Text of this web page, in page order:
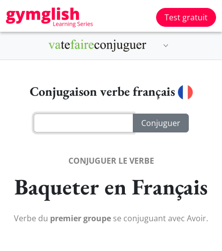
Test gratuit
Conjugaison verbe français
CONJUGUER LE VERBE
Baqueter en Français
Verbe du premier groupe se conjuguant avec Avoir.